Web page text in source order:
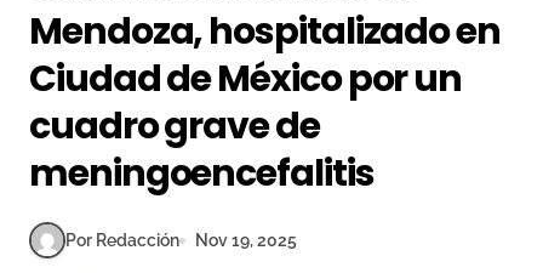
Mendoza, hospitalizado en
Ciudad de México por un
cuadro grave de
meningoencefalitis
Por Redacción Nov 19, 2025